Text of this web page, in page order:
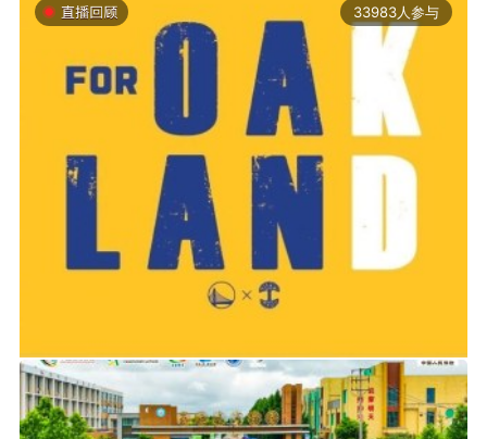
33983人参与
2019-06-14 01:03